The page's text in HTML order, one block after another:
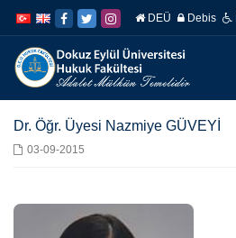
atla
Navigasyona
atla
DEÜ Debis
Dr. Öğr. Üyesi Nazmiye GÜVEYİ
03-09-2015